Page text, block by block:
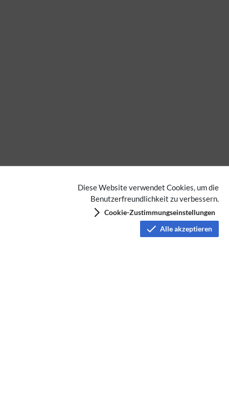
Diese Website verwendet Cookies, um die
Benutzerfreundlichkeit zu verbessern.
Cookie-Zustimmungseinstellungen
Alle akzeptieren